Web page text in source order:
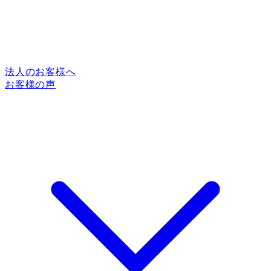
法人のお客様へ
お客様の声